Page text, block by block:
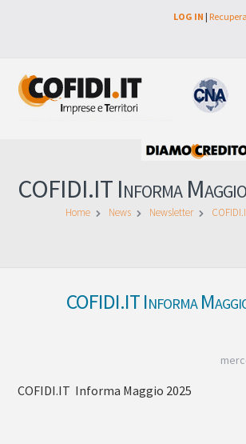
LOG IN |
COFIDI.IT Informa
Home News Newsletter
COFIDI.IT Informa
COFIDI.IT Informa Maggio 2025